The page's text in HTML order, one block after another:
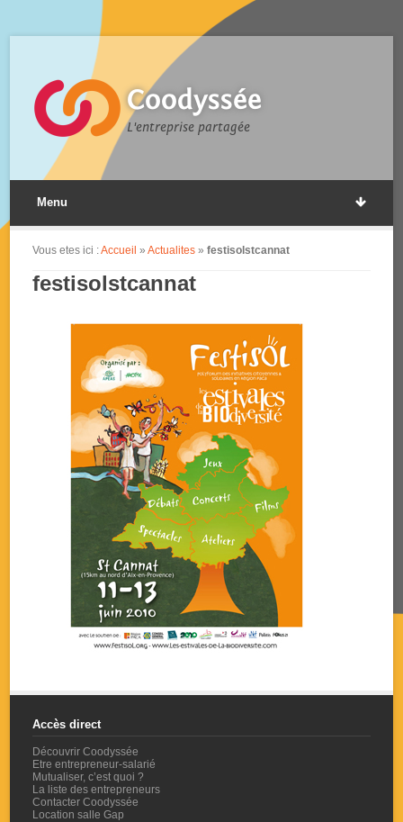
Coodyssée
L'entreprise partagée
Menu
Vous etes ici :Accueil »Actualites »festisolstcannat
festisolstcannat
Accès direct
Découvrir Coodyssée
Etre entrepreneur-salarié
Mutualiser, c’est quoi ?
La liste des entrepreneurs
Contacter Coodyssée
Location salle Gap